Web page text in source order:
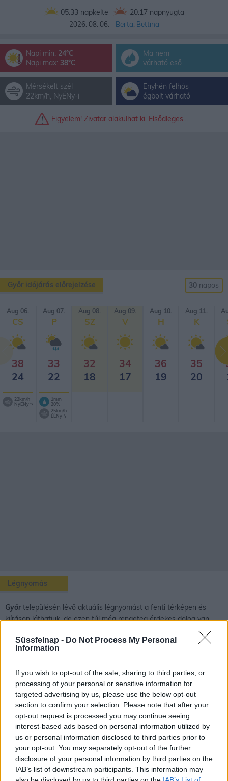
Süssfelnap - Do Not Process My Personal
Information
If you wish to opt-out of the sale, sharing to third parties, or
processing of your personal or sensitive information for
targeted advertising by us, please use the below opt-out
section to confirm your selection. Please note that after your
opt-out request is processed you may continue seeing
interest-based ads based on personal information utilized by
us or personal information disclosed to third parties prior to
your opt-out. You may separately opt-out of the further
disclosure of your personal information by third parties on the
IAB’s list of downstream participants. This information may
05:33 napkelte 20:17 napnyugta
2026. 08. 06. - Berta Bettina
Napi min: 24°C
Napi max: 38°C
Ma nem
várható eső
Mérsékelt szél
22km/h, NyÉNy-i
Enyhén felhős
égbolt várható
Figyelem! Zivatar alakulhat ki. Elsődleges...
Győr időjárás előrejelzése 30 napos
Aug 06.
CS
38
24
22km/h
NyÉNy
Aug 07.
P
33
22
1mm
20%
25km/h
ÉÉNy
Aug 08.
SZ
32
18
Aug 09.
V
34
17
Aug 10.
H
36
19
Aug 11.
K
35
20
Légnyomás
Győrtelepülésén lévő aktuális légnyomást a fenti térképen és
kiíráson láthatjuk, de ezen túl még rengeteg érdekes dolog van
A légnyomás oka, fogalma
A gázoknak is van tömegük, a gáz részecskéit is vonzza a Föld.
Egy szokásos méretű tartályba bezárt gáz esetében ez a tömeg
azonban kicsi, így a gáz súlyát csak nagyon érzékeny mérleggel
lehet kimutatni.
Földünket körülvevő levegő kis sűrűségű a folyadékokhoz, szilárd
anyagokhoz képest, de a légkör hatalmas gázmennyiséget jelent.
Ennek a levegőóceánnak a súlya már jelentős. A légkörnek is
létezik tehát a súlyából származó nyomása, melyet légnyomásnak